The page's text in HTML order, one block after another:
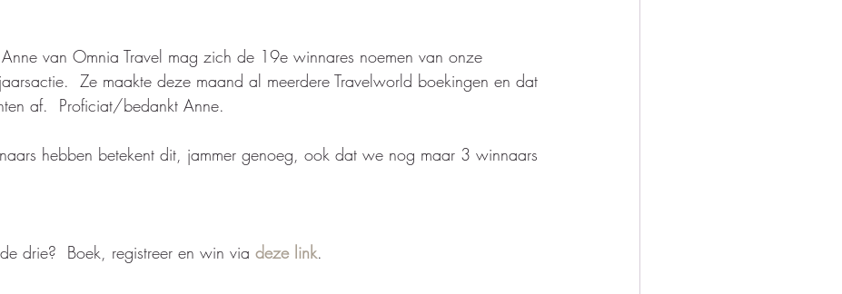
Anne van Omnia Travel mag zich de 19e winnares noemen van onze
Ze maakte deze maand al meerdere Travelworld boekingen en dat
af.  Proficiat/bedankt Anne.
hebben betekent dit, jammer genoeg, ook dat we nog maar 3 winnaars
drie?  Boek, registreer en win via deze link.